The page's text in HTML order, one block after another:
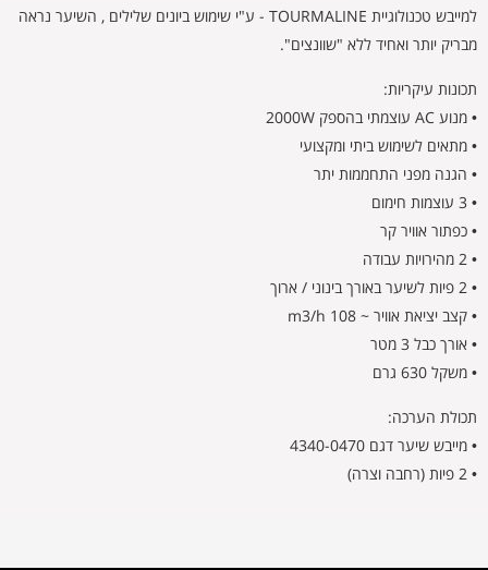
למייבש טכנולוגיית TOURMALINE - ע"י שימוש ביונים שלילים , השיער נראה
מבריק יותר ואחיד ללא "שוונצים".
תכונות עיקריות:
• מנוע AC עוצמתי בהספק 2000W
• מתאים לשימוש ביתי ומקצועי
• הגנה מפני התחממות יתר
• 3 עוצמות חימום
• כפתור אוויר קר
• 2 מהירויות עבודה
• 2 פיות לשיער באורך בינוני / ארוך
• קצב יציאת אוויר ~ 108 m3/h
• אורך כבל 3 מטר
• משקל 630 גרם
תכולת הערכה:
• מייבש שיער דגם 4340-0470
• 2 פיות (רחבה וצרה)